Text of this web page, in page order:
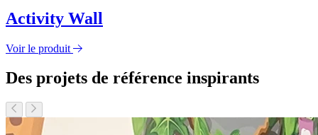
Activity Wall
Voir le produit
Des projets de référence inspirants